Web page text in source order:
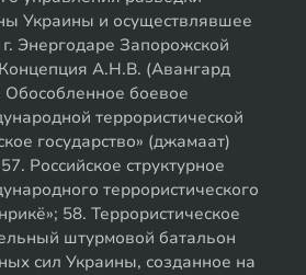
Украины и осуществлявшее
Энергодаре Запорожской
А.Н.В. (Авангард
боевое
террористической
государство» (джамаат)
Российское структурное
террористического
58. Террористическое
штурмовой батальон
сил Украины, созданное на